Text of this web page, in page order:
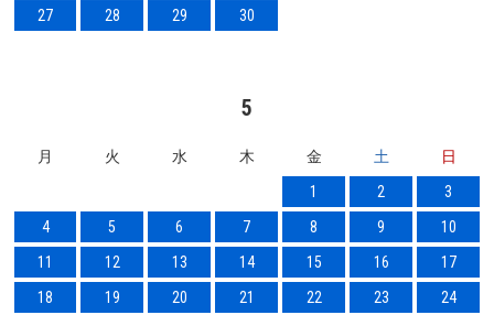
27
28 29 30
5
月 火 水 木 金 土
日
1
2
3
4
5 6 7 8 9
10
11
12 13 14 15 16
17
18
19 20 21 22 23
24